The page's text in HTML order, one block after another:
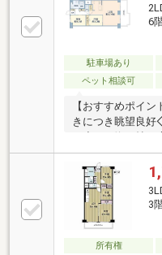
リフォーム完了【
貼、クロス張替え
スクリーニング・他
6
駐車場あり
ペット相談可
【おすすめポイ
きにつき眺望良好
ペット飼育可能(
ョン履歴有り
換 ・パントリ
トイレ交換・全
替・シューズク
3
所有権